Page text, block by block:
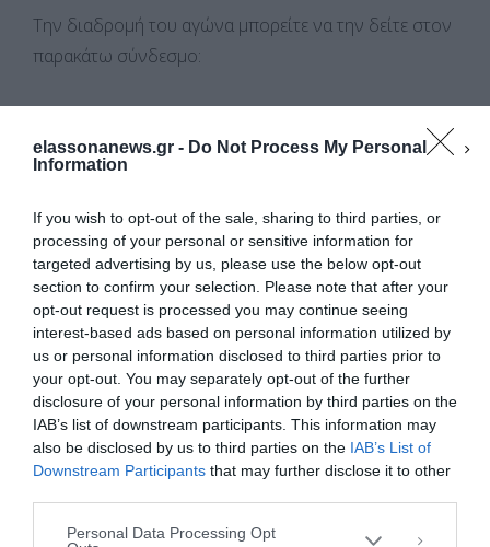
elassonanews.gr - Do Not Process My Personal
Information
If you wish to opt-out of the sale, sharing to third parties, or
processing of your personal or sensitive information for
targeted advertising by us, please use the below opt-out
section to confirm your selection. Please note that after your
opt-out request is processed you may continue seeing
interest-based ads based on personal information utilized by
us or personal information disclosed to third parties prior to
your opt-out. You may separately opt-out of the further
disclosure of your personal information by third parties on the
IAB’s list of downstream participants. This information may
also be disclosed by us to third parties on the IAB’s List of
Downstream Participants that may further disclose it to other
Personal Data Processing Opt
Διαχείριση Συγκατάθεσης
Για να παρέχουμε την καλύτερη εμπειρία, χρησιμοποιούμε τεχνολογίες όπως
cookies για την αποθήκευση ή/και την πρόσβαση σε πληροφορίες συσκευών.
Η συγκατάθεση για τις εν λόγω τεχνολογίες θα μας επιτρέψει να
επεξεργαστούμε δεδομένα προσωπικού χαρακτήρα, όπως συμπεριφορά
συγκατάθεση ή η ανάκληση της συγκατάθεσης, μπορεί να επηρεάσει
αρνητικά ορισμένες λειτουργίες και δυνατότητες.
Την διαδρομή του αγώνα μπορείτε να την δείτε στον
παρακάτω σύνδεσμο:
2
Σταθμοί ανεφοδιασμού – τροφοδοσίας
Θα υπάρχουν 4 σταθμοί ανεφοδιασμού στον αγώνα
οι οποίοι περιγράφονται παρακάτω:
Σταθμός Δέση στα 3,8 χλμ.: Νερό
Σταθμός Βράχος Αη Σωτήρα στα 7,4 χλμ.: Νερό,
ισοτονικό και σνακ
Σταθμός Σέγκια στα 10 χλμ.: Νερό, ισοτονικό,
ξερή τροφή, σταφίδες καιτροφοδοσία από την
εταιρεία EthicSport. Ο σταθμός είναι και
checkpoint